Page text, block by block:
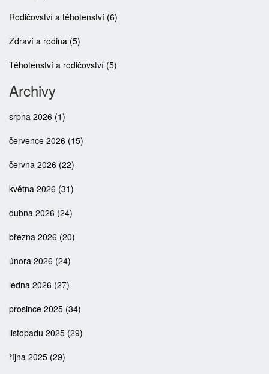
Rodičovství a těhotenství (6)
Zdraví a rodina (5)
Těhotenství a rodičovství (5)
Archivy
srpna 2026 (1)
července 2026 (15)
června 2026 (22)
května 2026 (31)
dubna 2026 (24)
března 2026 (20)
února 2026 (24)
ledna 2026 (27)
prosince 2025 (34)
listopadu 2025 (29)
října 2025 (29)